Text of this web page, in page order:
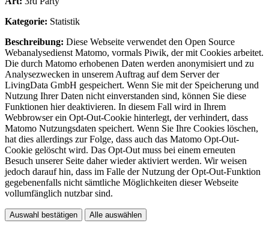
Kategorie: Statistik
Beschreibung: Diese Webseite verwendet den Open Source
Webanalysedienst Matomo, vormals Piwik, der mit Cookies arbeitet.
Die durch Matomo erhobenen Daten werden anonymisiert und zu
Analysezwecken in unserem Auftrag auf dem Server der
LivingData GmbH gespeichert. Wenn Sie mit der Speicherung und
Nutzung Ihrer Daten nicht einverstanden sind, können Sie diese
Funktionen hier deaktivieren. In diesem Fall wird in Ihrem
Webbrowser ein Opt-Out-Cookie hinterlegt, der verhindert, dass
Matomo Nutzungsdaten speichert. Wenn Sie Ihre Cookies löschen,
hat dies allerdings zur Folge, dass auch das Matomo Opt-Out-
Cookie gelöscht wird. Das Opt-Out muss bei einem erneuten
Besuch unserer Seite daher wieder aktiviert werden. Wir weisen
jedoch darauf hin, dass im Falle der Nutzung der Opt-Out-Funktion
gegebenenfalls nicht sämtliche Möglichkeiten dieser Webseite
vollumfänglich nutzbar sind.
Auswahl bestätigen Alle auswählen